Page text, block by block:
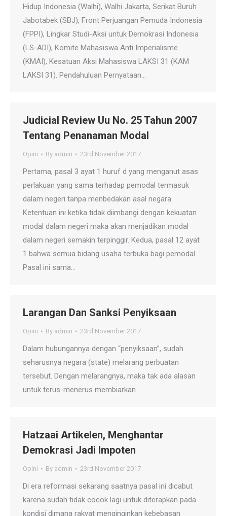
Hidup Indonesia (Walhi), Walhi Jakarta, Serikat Buruh
Jabotabek (SBJ), Front Perjuangan Pemuda Indonesia
(FPPI), Lingkar Studi-Aksi untuk Demokrasi Indonesia
(LS-ADI), Komite Mahasiswa Anti Imperialisme
(KMAI), Kesatuan Aksi Mahasiswa LAKSI 31 (KAM
LAKSI 31). Pendahuluan Pernyataan…
Judicial Review Uu No. 25 Tahun 2007
Tentang Penanaman Modal
Opini By admin 23rd November 2017
Pertama, pasal 3 ayat 1 huruf d yang menganut asas
perlakuan yang sama terhadap pemodal termasuk
dalam negeri tanpa menbedakan asal negara.
Ketentuan ini ketika tidak diimbangi dengan kekuatan
modal dalam negeri maka akan menjadikan modal
dalam negeri semakin terpinggir. Kedua, pasal 12 ayat
1 bahwa semua bidang usaha terbuka bagi pemodal.
Pasal ini sama…
Larangan Dan Sanksi Penyiksaan
Opini By admin 23rd November 2017
Dalam hubungannya dengan “penyiksaan”, sudah
seharusnya negara (state) melarang perbuatan
tersebut. Dengan melarangnya, maka tak ada alasan
untuk terus-menerus membiarkan
Hatzaai Artikelen, Menghantar
Demokrasi Jadi Impoten
Opini By admin 23rd November 2017
Di era reformasi sekarang saatnya pasal ini dicabut
karena sudah tidak cocok lagi untuk diterapkan pada
kondisi dimana rakyat menginginkan kebebasan